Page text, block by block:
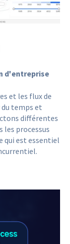
d'entreprise
et les flux de
temps et
différentes
processus
qui est essentiel